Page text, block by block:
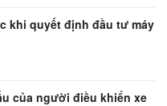
khi quyết định đầu tư máy
của người điều khiển xe